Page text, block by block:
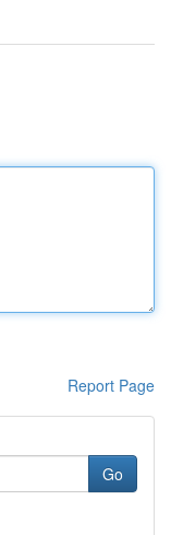
Report Page
Go